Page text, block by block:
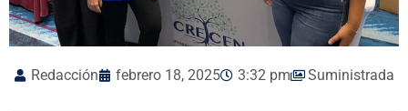
Redacción febrero 18, 2025 3:32 pm Suministrada